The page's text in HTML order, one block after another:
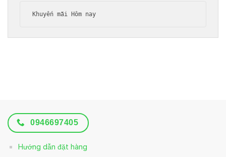
Khuyến mãi Hôm nay
0946697405
Hướng dẫn đặt hàng